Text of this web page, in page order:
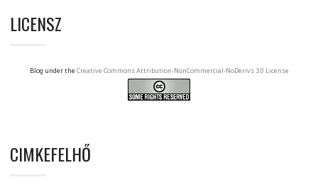
LICENSZ
Blog under the Creative Commons Attribution-NonCommercial-NoDerivs 3.0 License
CIMKEFELHŐ